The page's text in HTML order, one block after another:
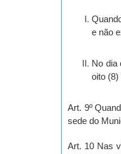
e não
No dia
oito (8)
Art. 9º
sede do
Art. 10 Nas